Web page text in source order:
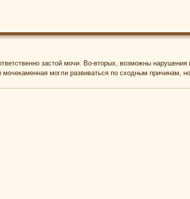
застой мочи. Во-вторых, возможны нарушения
могли развиваться по сходным причинам,